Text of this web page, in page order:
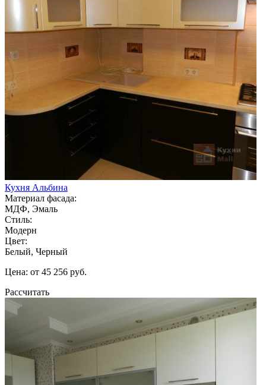
Кухня Альбина
Материал фасада:
МДФ, Эмаль
Стиль:
Модерн
Цвет:
Белый, Черный
Цена: от 45 256 руб.
Рассчитать